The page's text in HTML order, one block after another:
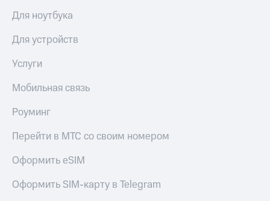
Для ноутбука
Для устройств
Услуги
Мобильная связь
Роуминг
Перейти в МТС со своим номером
Оформить eSIM
Оформить SIM-карту в Telegram